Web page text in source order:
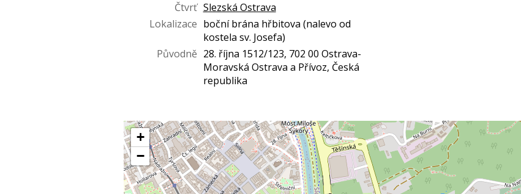
Čtvrť Slezská Ostrava
Lokalizace boční brána hřbitova (nalevo od
kostela sv. Josefa)
Původně 28. října 1512/123, 702 00 Ostrava-
Moravská Ostrava a Přívoz, Česká
republika
+
−